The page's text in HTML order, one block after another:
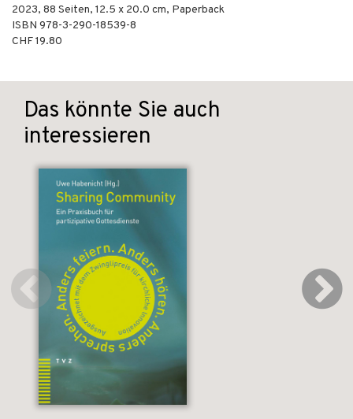
2023, 88 Seiten, 12.5 x 20.0 cm, Paperback
ISBN 978-3-290-18539-8
CHF 19.80
Das könnte Sie auch
interessieren